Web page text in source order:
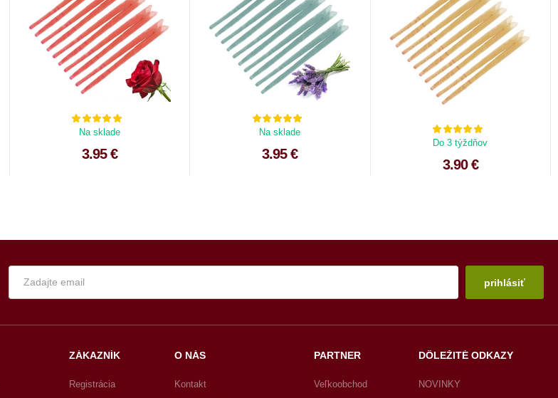
Na sklade
3.95 €
Na sklade
3.95 €
Do 3 týždňov
3.90 €
prihlásiť
ZÁKAZNÍK
Registrácia
O NÁS
Kontakt
PARTNER
Veľkoobchod
DÔLEŽITÉ ODKAZY
NOVINKY